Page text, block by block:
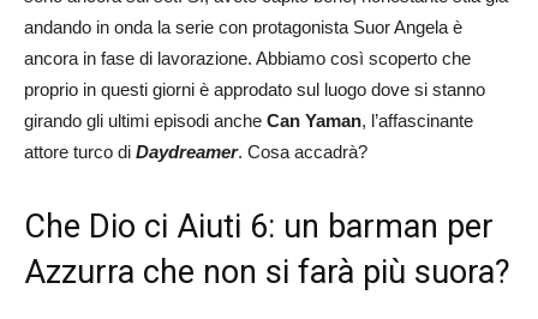
andando in onda la serie con protagonista Suor Angela è
ancora in fase di lavorazione. Abbiamo così scoperto che
proprio in questi giorni è approdato sul luogo dove si stanno
girando gli ultimi episodi anche Can Yaman, l’affascinante
attore turco di Daydreamer. Cosa accadrà?
Che Dio ci Aiuti 6: un barman per
Azzurra che non si farà più suora?